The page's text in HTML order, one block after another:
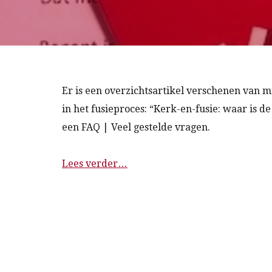
Er is een overzichtsartikel verschenen van
in het fusieproces: “Kerk-en-fusie: waar is
een FAQ | Veel gestelde vragen.
Lees verder…